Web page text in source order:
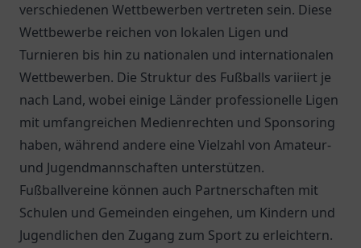
verschiedenen Wettbewerben vertreten sein. Diese
Wettbewerbe reichen von lokalen Ligen und
Turnieren bis hin zu nationalen und internationalen
Wettbewerben. Die Struktur des Fußballs variiert je
nach Land, wobei einige Länder professionelle Ligen
mit umfangreichen Medienrechten und Sponsoring
haben, während andere eine Vielzahl von Amateur-
und Jugendmannschaften unterstützen.
Fußballvereine können auch Partnerschaften mit
Schulen und Gemeinden eingehen, um Kindern und
Jugendlichen den Zugang zum Sport zu erleichtern.